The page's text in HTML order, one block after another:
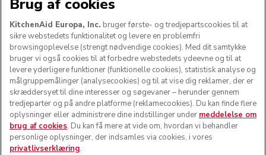
FØLG OS
Brug af cookies
KitchenAid Europa, Inc. bruger første- og tredjepartscookies til at
sikre webstedets funktionalitet og levere en problemfri
browsingoplevelse (strengt nødvendige cookies). Med dit samtykke
bruger vi også cookies til at forbedre webstedets ydeevne og til at
levere yderligere funktioner (funktionelle cookies), statistisk analyse og
målgruppemålinger (analysecookies) og til at vise dig reklamer, der er
skræddersyet til dine interesser og søgevaner – herunder gennem
tredjeparter og på andre platforme (reklamecookies). Du kan finde flere
oplysninger eller administrere dine indstillinger under meddelelse om
brug af cookies. Du kan få mere at vide om, hvordan vi behandler
personlige oplysninger, der indsamles via cookies, i vores
privatlivserklæring.